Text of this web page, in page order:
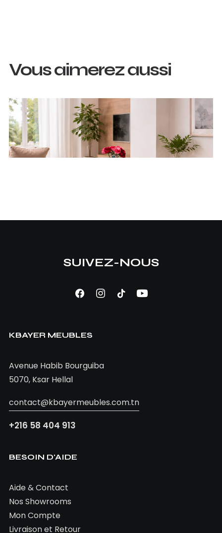
Vous aimerez aussi
SUIVEZ-NOUS
KBAYER MEUBLES
Avenue Habib Bourguiba
5070, Ksar Hellal
contact@kbayermeubles.com.tn
+216 58 404 913
BESOIN D'AIDE
Aide & Contact
Nos Showrooms
Mon Compte
Livraison et Retour